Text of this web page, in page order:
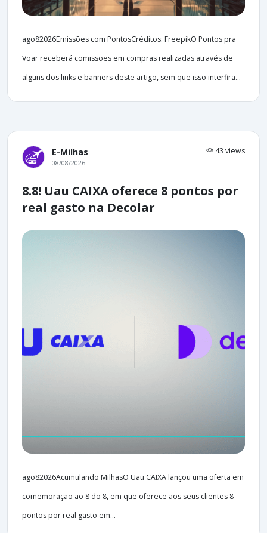
ago82026Emissões com PontosCréditos: FreepikO Pontos pra
Voar receberá comissões em compras realizadas através de
alguns dos links e banners deste artigo, sem que isso interfira...
E-Milhas 43 views
08/08/2026
8.8! Uau CAIXA oferece 8 pontos por
real gasto na Decolar
ago82026Acumulando MilhasO Uau CAIXA lançou uma oferta em
comemoração ao 8 do 8, em que oferece aos seus clientes 8
pontos por real gasto em...